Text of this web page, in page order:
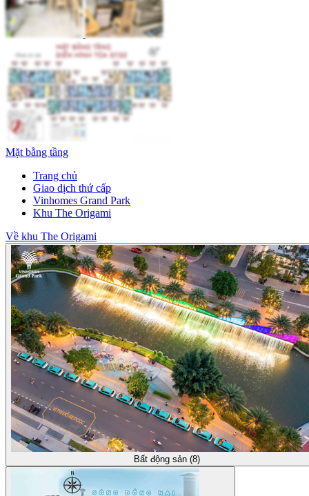
Mặt bằng tầng
Trang chủ
Giao dịch thứ cấp
Vinhomes Grand Park
Khu The Origami
Về khu The Origami
Bất động sản (8)